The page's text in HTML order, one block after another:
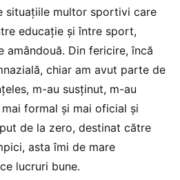
situațiile multor sportivi care
educație și între sport,
amândouă. Din fericire, încă
chiar am avut parte de
m-au susținut, m-au
formal și mai oficial și
de la zero, destinat către
asta îmi de mare
lucruri bune.